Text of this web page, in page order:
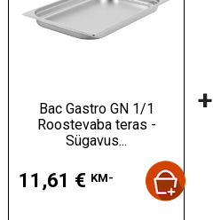
Bac Gastro GN 1/1
Roostevaba teras -
Sügavus...
11,61 € KM-
+